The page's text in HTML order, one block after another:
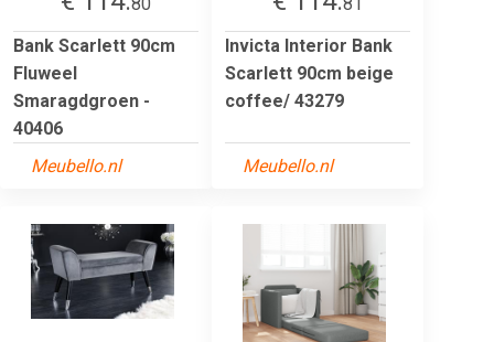
Bank Scarlett 90cm
Fluweel
Smaragdgroen -
40406
Meubello.nl
Invicta Interior Bank
Scarlett 90cm beige
coffee/ 43279
Meubello.nl